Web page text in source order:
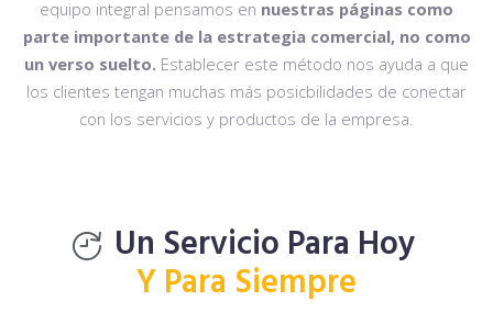
equipo integral pensamos en nuestras páginas como
parte importante de la estrategia comercial, no como
un verso suelto. Establecer este método nos ayuda a que
los clientes tengan muchas más posicbilidades de conectar
con los servicios y productos de la empresa.
Un Servicio Para Hoy
Y Para Siempre